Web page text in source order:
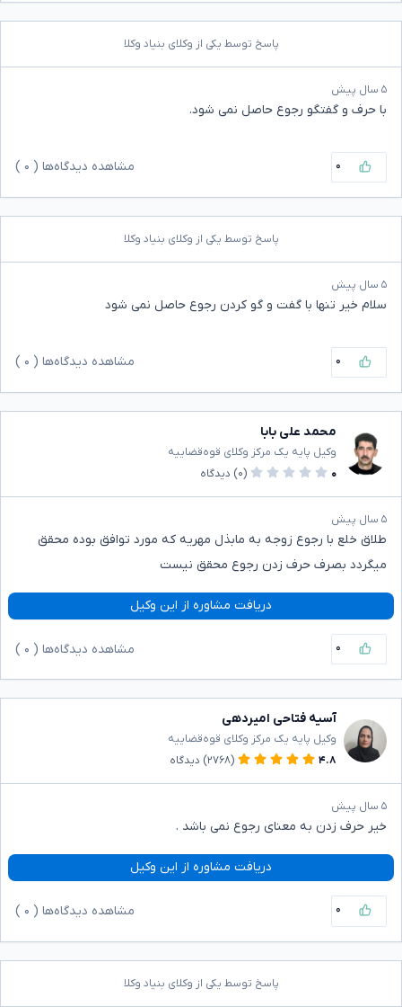
پاسخ توسط یکی از وکلای بنیاد وکلا
۵ سال پیش
با حرف و گفتگو رجوع حاصل نمی شود.
۰ مشاهده دیدگاه‌ها ( ۰
پاسخ توسط یکی از وکلای بنیاد وکلا
۵ سال پیش
سلام خیر تنها با گفت و گو کردن رجوع حاصل نمی شود
۰ مشاهده دیدگاه‌ها ( ۰
محمد علی بابا
وکیل پایه یک مرکز وکلای قوه‌قضاییه
۰
(۰) دیدگاه
۵ سال پیش
طلاق خلع با رجوع زوجه به مابذل مهریه که مورد توافق بوده محقق
میگردد بصرف حرف زدن رجوع محقق نیست
دریافت مشاوره از این وکیل
۰ مشاهده دیدگاه‌ها ( ۰
آسیه فتاحی امیردهی
وکیل پایه یک مرکز وکلای قوه‌قضاییه
۴.۸
(۲۷۶۸) دیدگاه
۵ سال پیش
خیر حرف زدن به معنای رجوع نمی باشد .
دریافت مشاوره از این وکیل
۰ مشاهده دیدگاه‌ها ( ۰
پاسخ توسط یکی از وکلای بنیاد وکلا